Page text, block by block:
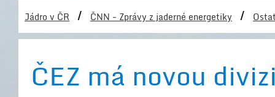
Jádro v ČR / ČNN - Zprávy z jaderné energetiky /
ČEZ má novou